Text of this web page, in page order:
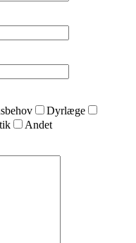
Dyrlæge
Andet